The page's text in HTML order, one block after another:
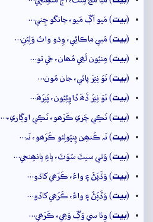
(بيت) مَيو اَڳَ مَيو، چانگو چِني…
(بيت) مَيي ماڪائِي، وِڌو واتُ وَلِيُنِ…
(بيت) مِٺيُون لَھِي مُھان، جَي تو…
(بيت) نَوَ نِيَرَ پائي، جان مُون…
(بيت) نَوَ نِيَرَ ڏَھَ ڏاوِڻِيُون، پَنِرَھَ…
(بيت) نَڪِي چَري ڪَرَھو، نَڪِي اوڳاري،…
(بيت) نَہ ڪَنھِن ڀِنڀُولِئو ڪَرَھو، نَہ…
(بيت) وَٽي سيٽَ سُوَٽَ، پاءِ پانھِنجي…
(بيت) وَڏَپَڻَ ۽ واءُ، ڪَرَھي کاڏو…
(بيت) وَڏَپَڻُ ۽ واءُ، ڪَرَھي کاڏو…
(بيت) وِئا سي وَڳَ وَھِي، ڪَرَھي…